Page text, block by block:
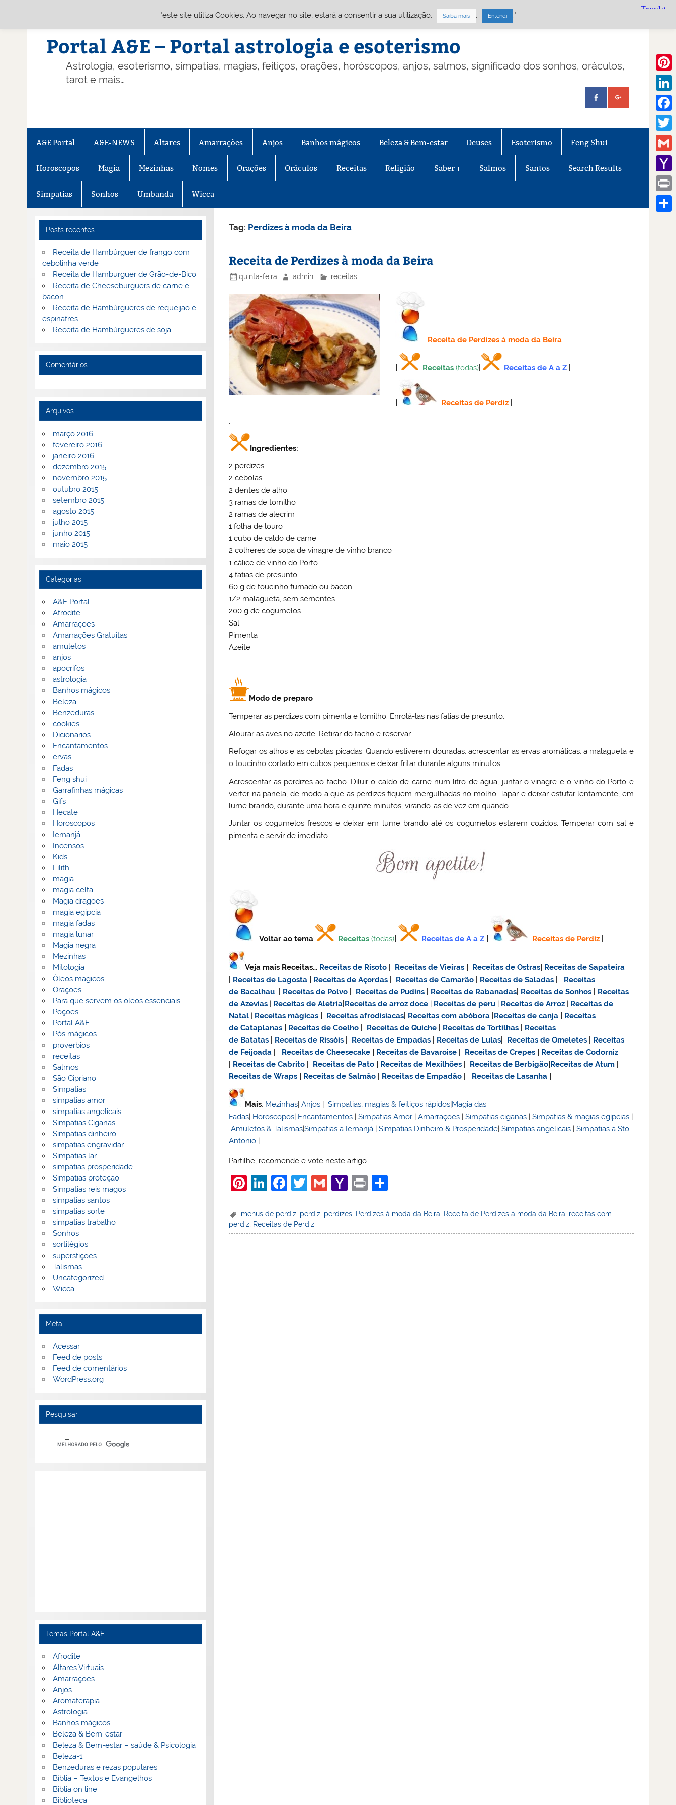
Portal A&E – Portal astrologia e esoterismo
Astrologia, esoterismo, simpatias, magias, feitiços, orações, horóscopos, anjos, salmos, significado dos sonhos, oráculos,
tarot e mais…
A&E Portal A&E-NEWS Altares Amarrações Anjos Banhos mágicos Beleza & Bem-estar Deuses Esoterismo Feng Shui
Horoscopos Magia Mezinhas Nomes Orações Oráculos Receitas Religião Saber + Salmos Santos Search Results
Simpatias Sonhos Umbanda Wicca
Tag: Perdizes à moda da Beira
Receita de Perdizes à moda da Beira
quinta-feira admin receitas
Receita de Perdizes à moda da Beira
Receitas (todas)| Receitas de A a Z
Receitas de Perdiz
Ingredientes:
2 perdizes
2 cebolas
2 dentes de alho
3 ramas de tomilho
2 ramas de alecrim
1 folha de louro
1 cubo de caldo de carne
2 colheres de sopa de vinagre de vinho branco
1 cálice de vinho do Porto
4 fatias de presunto
60 g de toucinho fumado ou bacon
1/2 malagueta, sem sementes
200 g de cogumelos
Sal
Pimenta
Azeite
Modo de preparo
Temperar as perdizes com pimenta e tomilho. Enrolá-las nas fatias de presunto.
Alourar as aves no azeite. Retirar do tacho e reservar.
Refogar os alhos e as cebolas picadas. Quando estiverem douradas, acrescentar as ervas aromáticas, a malagueta e
o toucinho cortado em cubos pequenos e deixar fritar durante alguns minutos.
Acrescentar as perdizes ao tacho. Diluir o caldo de carne num litro de água, juntar o vinagre e o vinho do Porto e
verter na panela, de modo a que as perdizes fiquem mergulhadas no molho. Tapar e deixar estufar lentamente, em
lume brando, durante uma hora e quinze minutos, virando-as de vez em quando.
Juntar os cogumelos frescos e deixar em lume brando até os cogumelos estarem cozidos. Temperar com sal e
pimenta e servir de imediato.
Voltar ao tema: Receitas (todas) Receitas de A a Z Receitas de Perdiz
Veja mais Receitas… Receitas de Risoto Receitas de Vieiras Receitas de Ostras Receitas de Sapateira
Receitas de Lagosta Receitas de Açordas Receitas de Camarão Receitas de Saladas
Receitas
de Bacalhau
Receitas de Polvo Receitas de Pudins Receitas de Rabanadas Receitas de Sonhos
Receitas
de Azevias | Receitas de Aletria Receitas dearroz doce | Receitas de peru | Receitas de Arroz | Receitas de
Natal | Receitas mágicas Receitas afrodisiacas Receitas com abóbora Receitas de canja
Receitas
de Cataplanas
Receitas de Coelho Receitas de Quiche Receitas de Tortilhas
Receitas
de Batatas
Receitas de Rissóis Receitas de Empadas Receitas de Lulas Receitas de Omeletes
Receitas
de Feijoada
Receitas de Cheesecake Receitas de Bavaroise Receitas de Crepes
Receitas de Codorniz
Receitas de Cabrito Receitas de Pato Receitas de Mexilhões Receitas de Berbigão Receitas de Atum
Receitas de Wraps
Receitas de Salmão Receitas de Empadão Receitas de Lasanha
Mais: Mezinhas|Anjos |Simpatias, magias & feitiços rápidos|Magia das
Fadas| Horoscopos| Encantamentos |Simpatias Amor |Amarrações |Simpatias ciganas |Simpatias & magias egípcias |
Amuletos & Talismãs|Simpatias a Iemanjá |Simpatias Dinheiro & Prosperidade|Simpatias angelicais |Simpatias a Sto
Antonio |
Partilhe, recomende e vote neste artigo
Pi
er
e
Li
k
e
F
c
e
T
itt
er
G
ai
l
Y
h
o
Pr
t
ar
e
menus de perdiz perdiz perdizes Perdizes à moda da Beira Receita de Perdizes à moda da Beira receitas com
perdiz, Receitas de Perdiz
Posts recentes
Receita de Hambúrguer de frango com
cebolinha verde
Receita de Hamburguer de Grão-de-Bico
Receita de Cheeseburguers de carne e
bacon
Receita de Hambúrgueres de requeijão e
espinafres
Receita de Hambúrgueres de soja
Comentários
Arquivos
março 2016
fevereiro 2016
janeiro 2016
dezembro 2015
novembro 2015
outubro 2015
setembro 2015
agosto 2015
julho 2015
junho 2015
maio 2015
Categorias
A&E Portal
Afrodite
Amarrações
Amarrações Gratuitas
amuletos
anjos
apocrifos
astrologia
Banhos mágicos
Beleza
Benzeduras
cookies
Dicionarios
Encantamentos
ervas
Fadas
Feng shui
Garrafinhas mágicas
Gifs
Hecate
Horoscopos
Iemanjá
Incensos
Kids
Lilith
magia
magia celta
Magia dragoes
magia egipcia
magia fadas
magia lunar
Magia negra
Mezinhas
Mitologia
Óleos magicos
Orações
Para que servem os óleos essenciais
Poções
Portal A&E
Pós mágicos
proverbios
receitas
Salmos
São Cipriano
Simpatias
simpatias amor
simpatias angelicais
Simpatias Ciganas
Simpatias dinheiro
simpatias engravidar
Simpatias lar
simpatias prosperidade
Simpatias proteção
Simpatias reis magos
simpatias santos
simpatias sorte
simpatias trabalho
Sonhos
sortilégios
superstições
Talismãs
Uncategorized
Wicca
Meta
Acessar
Feed de posts
Feed de comentários
WordPress.org
Pesquisar
Temas Portal A&E
Afrodite
Altares Virtuais
Amarrações
Anjos
Aromaterapia
Astrologia
Banhos mágicos
Beleza & Bem-estar
Beleza & Bem-estar – saúde & Psicologia
Beleza-1
Benzeduras e rezas populares
Bíblia – Textos e Evangelhos
Biblia on line
Biblioteca
Gmail
Mail
Print
"este site utiliza Cookies. Ao navegar no site, estará a consentir a sua utilização. Saiba mais . Entendi ."